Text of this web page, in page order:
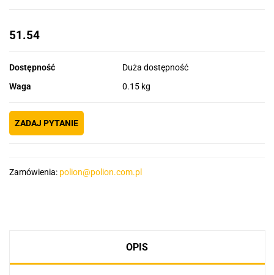
51.54
Dostępność
Duża dostępność
Waga
0.15 kg
ZADAJ PYTANIE
Zamówienia: polion@polion.com.pl
OPIS